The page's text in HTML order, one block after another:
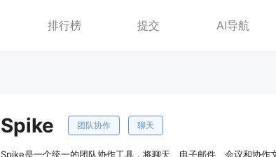
排行榜 提交 AI导航
Spike 团队协作 聊天
Spike是一个统一的团队协作工具，将聊天、电子邮件、会议和协作